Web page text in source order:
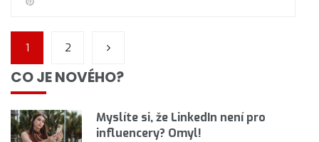
1 2
CO JE NOVÉHO?
Myslíte si, že LinkedIn není pro
influencery? Omyl!